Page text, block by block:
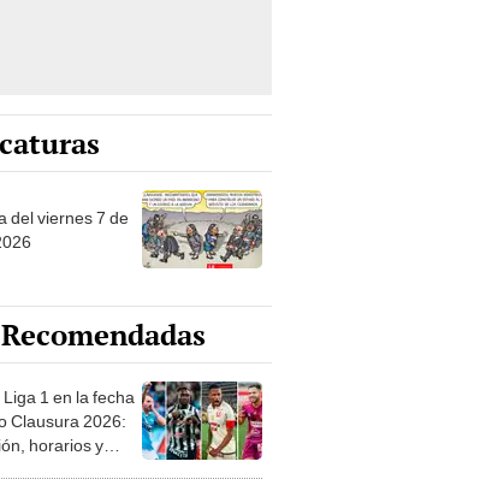
del viernes 7 de
1 en la fecha
Clausura 2026:
horarios y